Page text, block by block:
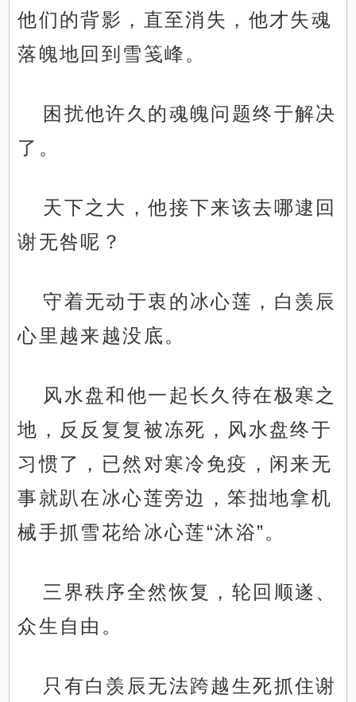
他们的背影，直至消失，他才失魂
落魄地回到雪笺峰。
困扰他许久的魂魄问题终于解决
了。
天下之大，他接下来该去哪逮回
谢无咎呢？
守着无动于衷的冰心莲，白羡辰
心里越来越没底。
风水盘和他一起长久待在极寒之
地，反反复复被冻死，风水盘终于
习惯了，已然对寒冷免疫，闲来无
事就趴在冰心莲旁边，笨拙地拿机
械手抓雪花给冰心莲“沐浴”。
三界秩序全然恢复，轮回顺遂、
众生自由。
只有白羡辰无法跨越生死抓住谢